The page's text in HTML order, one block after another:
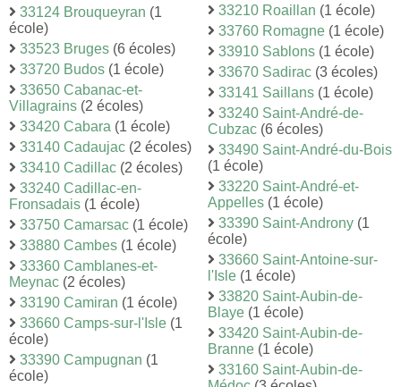
33124 Brouqueyran (1
école)
33523 Bruges (6 écoles)
33720 Budos (1 école)
33650 Cabanac-et-
Villagrains (2 écoles)
33420 Cabara (1 école)
33140 Cadaujac (2 écoles)
33410 Cadillac (2 écoles)
33240 Cadillac-en-
Fronsadais (1 école)
33750 Camarsac (1 école)
33880 Cambes (1 école)
33360 Camblanes-et-
Meynac (2 écoles)
33190 Camiran (1 école)
33660 Camps-sur-l'Isle (1
école)
33390 Campugnan (1
école)
33210 Roaillan (1 école)
33760 Romagne (1 école)
33910 Sablons (1 école)
33670 Sadirac (3 écoles)
33141 Saillans (1 école)
33240 Saint-André-de-
Cubzac (6 écoles)
33490 Saint-André-du-Bois
(1 école)
33220 Saint-André-et-
Appelles (1 école)
33390 Saint-Androny (1
école)
33660 Saint-Antoine-sur-
l'Isle (1 école)
33820 Saint-Aubin-de-
Blaye (1 école)
33420 Saint-Aubin-de-
Branne (1 école)
33160 Saint-Aubin-de-